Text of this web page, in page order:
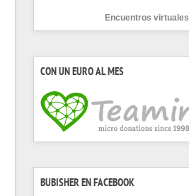
Encuentros virtuales
CON UN EURO AL MES
BUBISHER EN FACEBOOK